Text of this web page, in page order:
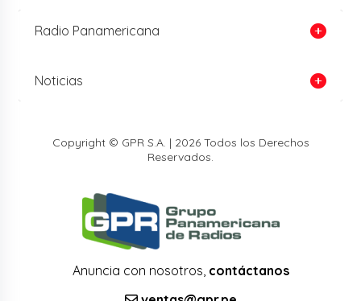
Radio Panamericana
Noticias
Copyright © GPR S.A. | 2026 Todos los Derechos
Reservados.
Anuncia con nosotros, contáctanos